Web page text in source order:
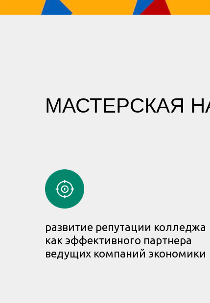
МАСТЕРСКАЯ
развитие репутации колледжа
как эффективного партнера
ведущих компаний экономики